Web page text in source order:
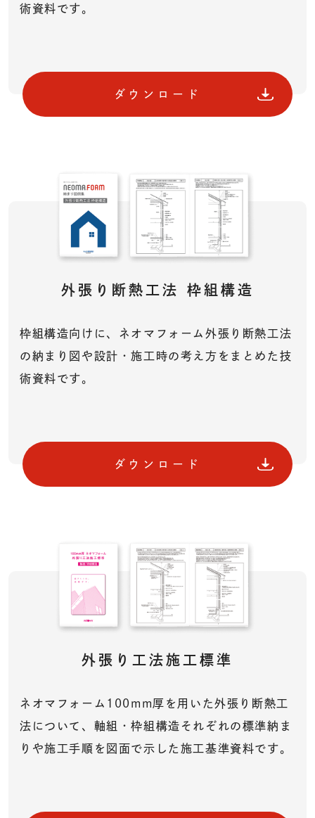
術資料です。
ダウンロード
外張り断熱工法 枠組構造
枠組構造向けに、ネオマフォーム外張り断熱工法
の納まり図や設計・施工時の考え方をまとめた技
術資料です。
ダウンロード
外張り工法施工標準
ネオマフォーム100mm厚を用いた外張り断熱工
法について、軸組・枠組構造それぞれの標準納ま
りや施工手順を図面で示した施工基準資料です。